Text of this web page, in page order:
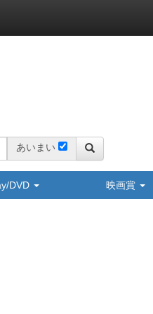
あいまい
DVD 映画賞